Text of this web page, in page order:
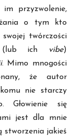
im przyzwolenie,
o tym kto
twórczości
(lub ich
vibe)
. Mimo mnogości
że autor
nie starczy
Głowienie się
jest dla mnie
stworzenia jakieś